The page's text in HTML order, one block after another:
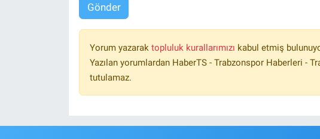
Gönder
Yorum yazarak topluluk kurallarımızı kabul etmiş
Yazılan yorumlardan HaberTS - Trabzonspor Haberleri -
tutulamaz.